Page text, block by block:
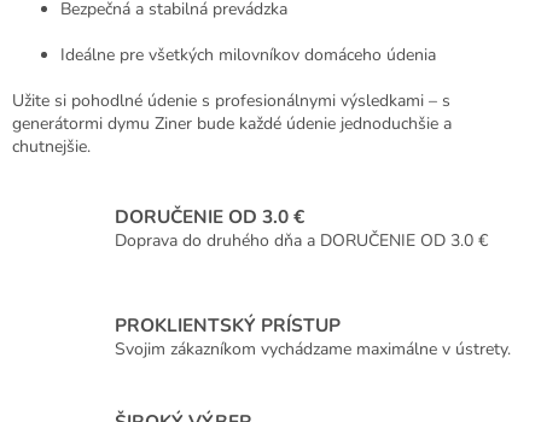
Bezpečná a stabilná prevádzka
Ideálne pre všetkých milovníkov domáceho údenia
Užite si pohodlné údenie s profesionálnymi výsledkami – s
generátormi dymu Ziner bude každé údenie jednoduchšie a
chutnejšie.
DORUČENIE OD 3.0 €
Doprava do druhého dňa a DORUČENIE OD 3.0 €
PROKLIENTSKÝ PRÍSTUP
Svojim zákazníkom vychádzame maximálne v ústrety.